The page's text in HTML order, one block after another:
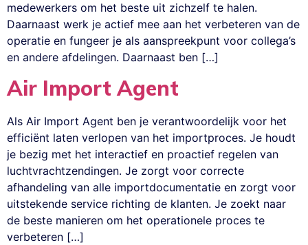
medewerkers om het beste uit zichzelf te halen.
Daarnaast werk je actief mee aan het verbeteren van de
operatie en fungeer je als aanspreekpunt voor collega’s
en andere afdelingen. Daarnaast ben […]
Air Import Agent
Als Air Import Agent ben je verantwoordelijk voor het
efficiënt laten verlopen van het importproces. Je houdt
je bezig met het interactief en proactief regelen van
luchtvrachtzendingen. Je zorgt voor correcte
afhandeling van alle importdocumentatie en zorgt voor
uitstekende service richting de klanten. Je zoekt naar
de beste manieren om het operationele proces te
verbeteren […]